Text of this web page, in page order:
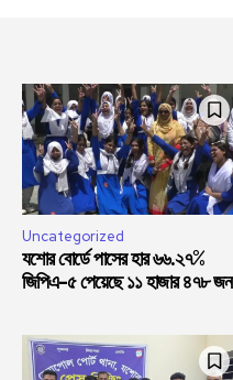
Uncategorized
যশোর বোর্ডে পাসের হার ৬৬.২৭%
জিপিএ-৫ পেয়েছে ১১ হাজার ৪৭৮ জন